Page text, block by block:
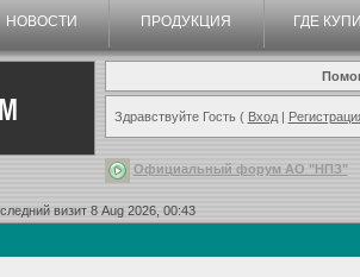
НОВОСТИ ПРОДУКЦИЯ ГДЕ
Здравствуйте Гость ( Вход|
Официальный форум АО "НПЗ"
визит 8 Aug 2026, 00:43